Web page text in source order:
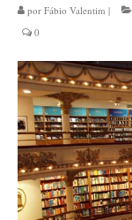
Livros
Blog
Contato
por Fábio Valentim |
0